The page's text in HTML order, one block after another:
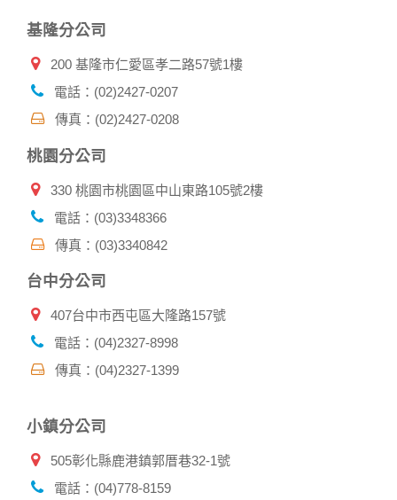
基隆分公司
200 基隆市仁愛區孝二路57號1樓
電話：(02)2427-0207
傳真：(02)2427-0208
桃園分公司
330 桃園市桃園區中山東路105號2樓
電話：(03)3348366
傳真：(03)3340842
台中分公司
407台中市西屯區大隆路157號
電話：(04)2327-8998
傳真：(04)2327-1399
小鎮分公司
505彰化縣鹿港鎮郭厝巷32-1號
電話：(04)778-8159